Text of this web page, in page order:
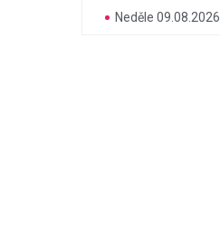
Neděle 09.08.2026